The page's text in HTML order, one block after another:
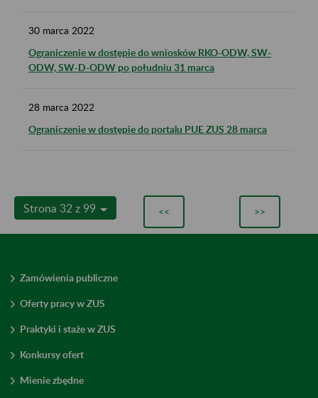
30 marca 2022
Ograniczenie w dostępie do wniosków RKO-ODW, SW-
ODW, SW-D-ODW po południu 31 marca
28 marca 2022
Ograniczenie w dostępie do portalu PUE ZUS 28 marca
Strona 32 z 99 << >>
Zamówienia publiczne
Oferty pracy w ZUS
Praktyki i staże w ZUS
Konkursy ofert
Mienie zbędne